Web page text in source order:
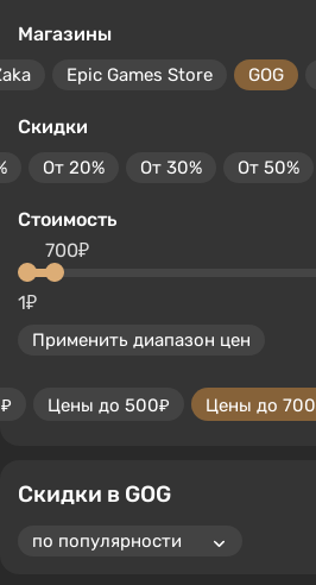
Магазины
Epic Games Store GOG
Скидки
От 20% От 30% От 50%
Стоимость
1₽
700₽
Применить диапазон цен
Цены до 500₽ Цены до
Скидки в GOG